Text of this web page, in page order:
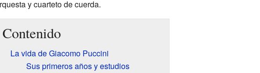
y cuarteto de cuerda.
Contenido
La vida de Giacomo Puccini
Sus primeros años y estudios